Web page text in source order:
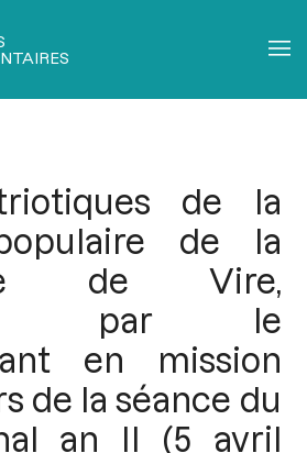
de la
de la
de Vire,
par le
en mission
de la séance du
an II (5 avril